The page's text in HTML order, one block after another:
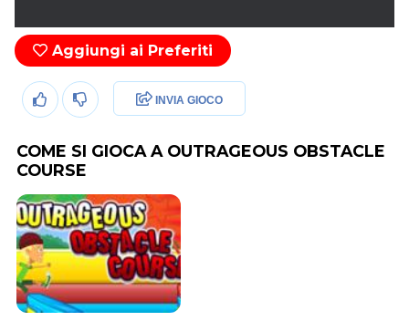
Aggiungi ai Preferiti
INVIA GIOCO
COME SI GIOCA A OUTRAGEOUS OBSTACLE
COURSE